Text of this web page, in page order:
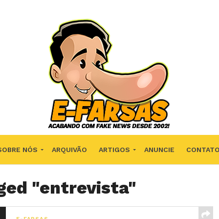
NÓS ARQUIVÃO ARTIGOS ANUNCIE CONTATO
"entrevista"